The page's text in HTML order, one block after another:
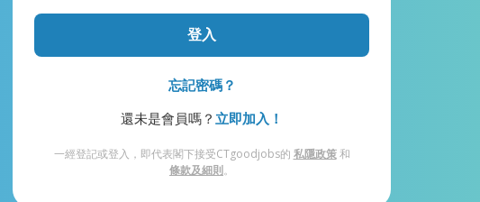
登入
忘記密碼？
還未是會員嗎？ 立即加入！
一經登記或登入，即代表閣下接受CTgoodjobs的 私隱政策和
條款及細則。